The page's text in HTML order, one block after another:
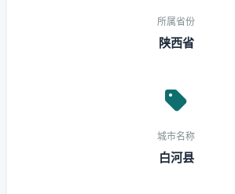
所属省份
陕西省
城市名称
白河县